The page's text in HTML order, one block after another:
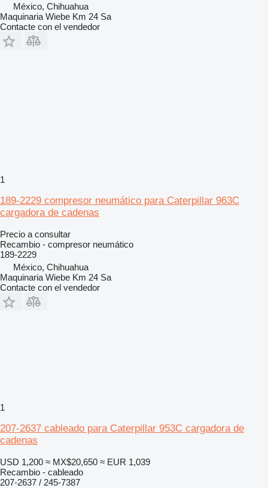
México, Chihuahua
Maquinaria Wiebe Km 24 Sa
Contacte con el vendedor
1
189-2229 compresor neumático para Caterpillar 963C
cargadora de cadenas
Precio a consultar
Recambio - compresor neumático
189-2229
México, Chihuahua
Maquinaria Wiebe Km 24 Sa
Contacte con el vendedor
1
207-2637 cableado para Caterpillar 953C cargadora de
cadenas
USD 1,200 ≈ MX$20,650 ≈ EUR 1,039
Recambio - cableado
207-2637 / 245-7387